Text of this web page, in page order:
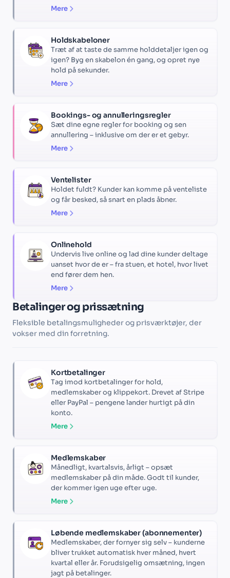
Mere
Holdskabeloner
Træt af at taste de samme holddetaljer igen og
igen? Byg en skabelon én gang, og opret nye
hold på sekunder.
Mere
Bookings- og annulleringsregler
Sæt dine egne regler for booking og sen
annullering – inklusive om der er et gebyr.
Mere
Ventelister
Holdet fuldt? Kunder kan komme på venteliste
og får besked, så snart en plads åbner.
Mere
Onlinehold
Undervis live online og lad dine kunder deltage
uanset hvor de er – fra stuen, et hotel, hvor livet
end fører dem hen.
Mere
Betalinger og prissætning
Fleksible betalingsmuligheder og prisværktøjer, der
vokser med din forretning.
Kortbetalinger
Tag imod kortbetalinger for hold,
medlemskaber og klippekort. Drevet af Stripe
eller PayPal – pengene lander hurtigt på din
konto.
Mere
Medlemskaber
Månedligt, kvartalsvis, årligt – opsæt
medlemskaber på din måde. Godt til kunder,
der kommer igen uge efter uge.
Mere
Løbende medlemskaber (abonnementer)
Medlemskaber, der fornyer sig selv – kunderne
bliver trukket automatisk hver måned, hvert
kvartal eller år. Forudsigelig omsætning, ingen
jagt på betalinger.